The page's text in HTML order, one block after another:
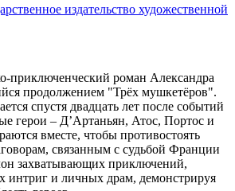
издательство художественной
приключенческий роман Александра
продолжением "Трёх мушкетёров".
спустя двадцать лет после событий
герои – Д’Артаньян, Атос, Портос и
вместе, чтобы противостоять
связанным с судьбой Франции
захватывающих приключений,
интриг и личных драм, демонстрируя